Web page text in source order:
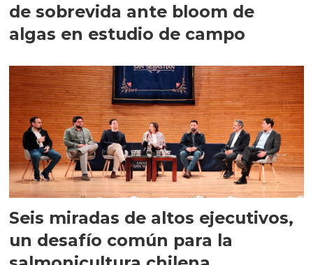
de sobrevida ante bloom de
algas en estudio de campo
Seis miradas de altos ejecutivos,
un desafío común para la